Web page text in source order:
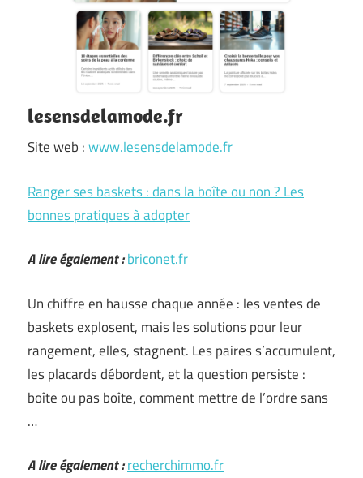
lesensdelamode.fr
Site web :www.lesensdelamode.fr
Ranger ses baskets : dans la boîte ou non ? Les
bonnes pratiques à adopter
A lire également :briconet.fr
Un chiffre en hausse chaque année : les ventes de
baskets explosent, mais les solutions pour leur
rangement, elles, stagnent. Les paires s’accumulent,
les placards débordent, et la question persiste :
boîte ou pas boîte, comment mettre de l’ordre sans
…
A lire également :recherchimmo.fr